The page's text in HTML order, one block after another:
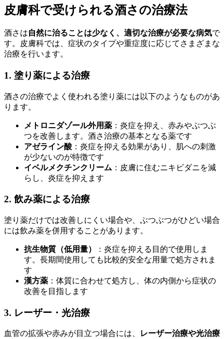
皮膚科で受けられる酒さの治療法
酒さは自然に治ることは少なく、適切な治療が必要な病気で
す。皮膚科では、症状のタイプや重症度に応じてさまざまな
治療を行います。
1. 塗り薬による治療
酒さの治療でよく使われる塗り薬には以下のようなものがあ
ります。
メトロニダゾール外用薬 ：炎症を抑え、赤みやぶつぶ
つを改善します。酒さ治療の基本となる薬です
アゼライン酸 ：炎症を抑える効果があり、肌への刺激
が少ないのが特徴です
イベルメクチンクリーム ：皮膚に住むニキビダニを減
らし、炎症を抑えます
2. 飲み薬による治療
塗り薬だけでは改善しにくい場合や、ぶつぶつがひどい場合
には飲み薬を併用することがあります。
抗生物質（低用量）
：炎症を抑える目的で使用しま
す。長期間使用しても比較的安全な用量で処方されま
す
漢方薬 ：体質に合わせて処方し、体の内側から症状の
改善を目指します
3. レーザー・光治療
血管の拡張や赤みが目立つ場合には、
レーザー治療や光治療